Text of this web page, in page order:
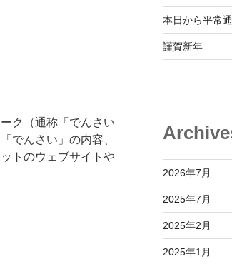
ク（通称「でんさい
でんさい」の内容、
トのウェブサイトや
本日から平常
謹賀新年
2026年7月
2025年7月
2025年2月
2025年1月